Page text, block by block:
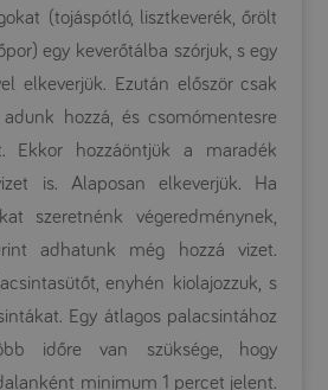
(tojáspótló, lisztkeverék, őrölt
egy keverőtálba szórjuk, s egy
elkeverjük. Ezután először csak
hozzá, és csomómentesre
Ekkor hozzáöntjük a maradék
is. Alaposan elkeverjük. Ha
szeretnénk végeredménynek,
adhatunk még hozzá vizet.
enyhén kiolajozzuk, s
Egy átlagos palacsintához
időre van szüksége, hogy
minimum 1 percet jelent.